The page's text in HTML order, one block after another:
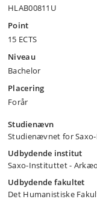
HLAB00811U
Point
15 ECTS
Niveau
Bachelor
Placering
Forår
Studienævn
Studienævnet for
Udbydende institut
Saxo-Instituttet -
Udbydende fakultet
Det Humanistiske